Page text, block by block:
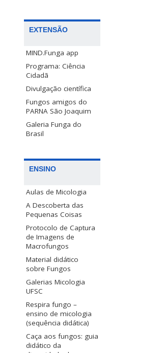
EXTENSÃO
MIND.Funga app
Programa: Ciência
Cidadã
Divulgação científica
Fungos amigos do
PARNA São Joaquim
Galeria Funga do
Brasil
ENSINO
Aulas de Micologia
A Descoberta das
Pequenas Coisas
Protocolo de Captura
de Imagens de
Macrofungos
Material didático
sobre Fungos
Galerias Micologia
UFSC
Respira fungo –
ensino de micologia
(sequência didática)
Caça aos fungos: guia
didático da